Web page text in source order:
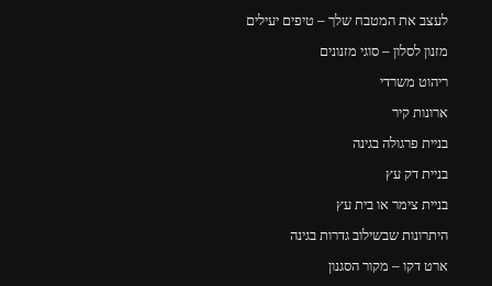
לעצב את המטבח שלך – טיפים יעילים
מזנון לסלון – סוגי מזנונים
ריהוט משרדי
ארונות קיר
בניית פרגולה בגינה
בניית דק עץ
בניית צימר או בית עץ
היתרונות שבשילוב גדרות בגינה
ארט דקו – מקור הסגנון